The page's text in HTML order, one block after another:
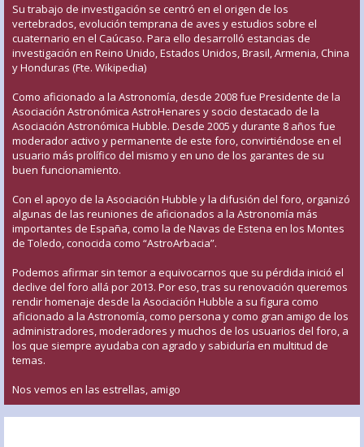
Su trabajo de investigación se centró en el origen de los
vertebrados, evolución temprana de aves y estudios sobre el
cuaternario en el Caúcaso. Para ello desarrolló estancias de
investigación en Reino Unido, Estados Unidos, Brasil, Armenia, China
y Honduras (Fte. Wikipedia)
Como aficionado a la Astronomía, desde 2008 fue Presidente de la
Asociación Astronómica AstroHenares y socio destacado de la
Asociación Astronómica Hubble. Desde 2005 y durante 8 años fue
moderador activo y permanente de este foro, convirtiéndose en el
usuario más prolífico del mismo y en uno de los garantes de su
buen funcionamiento.
Con el apoyo de la Asociación Hubble y la difusión del foro, organizó
algunas de las reuniones de aficionados a la Astronomía más
importantes de España, como la de Navas de Estena en los Montes
de Toledo, conocida como “AstroArbacia”.
Podemos afirmar sin temor a equivocarnos que su pérdida inició el
declive del foro allá por 2013. Por eso, tras su renovación queremos
rendir homenaje desde la Asociación Hubble a su figura como
aficionado a la Astronomía, como persona y como gran amigo de los
administradores, moderadores y muchos de los usuarios del foro, a
los que siempre ayudaba con agrado y sabiduría en multitud de
temas.
Nos vemos en las estrellas, amigo